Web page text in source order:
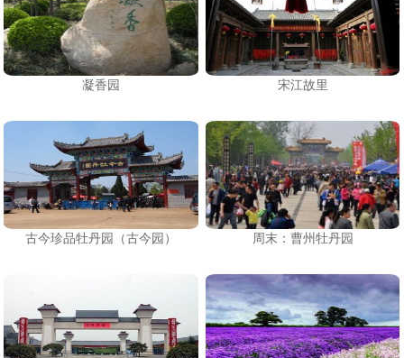
凝香园 宋江故里
古今珍品牡丹园（古今园） 周末：曹州牡丹园